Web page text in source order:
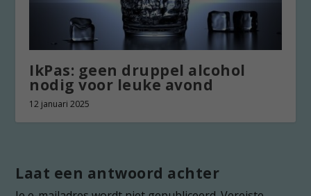
IkPas: geen druppel alcohol
nodig voor leuke avond
12 januari 2025
Laat een antwoord achter